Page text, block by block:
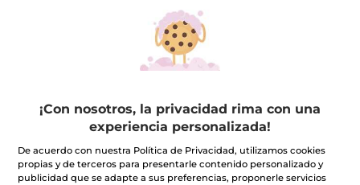
Kit dúo Bruma perfumada Vainilla y
Coco
El placer de una bruma perfumada para vaporizar
sobre el cuerpo y el cabello
4.7
5
Leer
de
Kit
-20% 15,99€ 19,98€
Cantidad
¡Con nosotros, la privacidad rima con una
experiencia personalizada!
De acuerdo con nuestra Política de Privacidad, utilizamos cookies
propias y de terceros para presentarle contenido personalizado y
publicidad que se adapte a sus preferencias, proponerle servicios